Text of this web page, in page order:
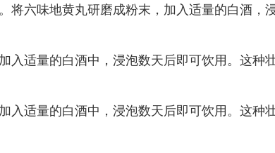
将六味地黄丸研磨成粉末，加入适量的白酒，
入适量的白酒中，浸泡数天后即可饮用。这种
适量的白酒中，浸泡数天后即可饮用。这种